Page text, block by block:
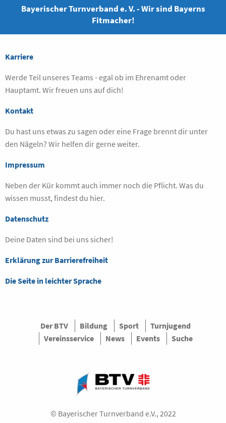
Bayerischer Turnverband e. V. - Wir sind Bayerns
Fitmacher!
Karriere
Werde Teil unseres Teams - egal ob im Ehrenamt oder
Hauptamt. Wir freuen uns auf dich!
Kontakt
Du hast uns etwas zu sagen oder eine Frage brennt dir unter
den Nägeln? Wir helfen dir gerne weiter.
Impressum
Neben der Kür kommt auch immer noch die Pflicht. Was du
wissen musst, findest du hier.
Datenschutz
Deine Daten sind bei uns sicher!
Erklärung zur Barrierefreiheit
Die Seite in leichter Sprache
Der BTV Bildung Sport
Turnjugend
Vereinsservice
News Events Suche
© Bayerischer Turnverband e.V., 2022